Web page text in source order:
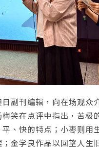
副刊编辑，向在场观众
笑在点评中指出，苦极
、快的特点；小枣则用
金学良作品以回望人生